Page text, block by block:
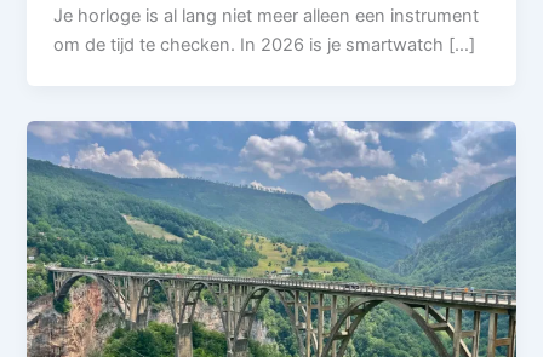
Je horloge is al lang niet meer alleen een instrument
om de tijd te checken. In 2026 is je smartwatch […]